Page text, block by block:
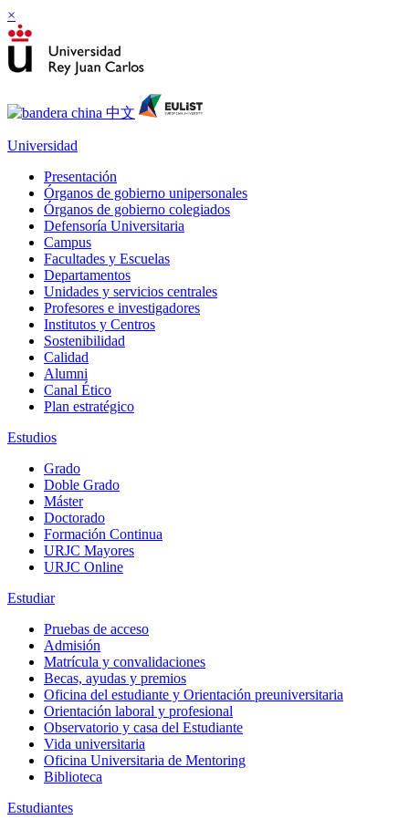
×
Universidad
Presentación
Órganos de gobierno unipersonales
Órganos de gobierno colegiados
Defensoría Universitaria
Campus
Facultades y Escuelas
Departamentos
Unidades y servicios centrales
Profesores e investigadores
Institutos y Centros
Sostenibilidad
Calidad
Alumni
Canal Ético
Plan estratégico
Estudios
Grado
Doble Grado
Máster
Doctorado
Formación Continua
URJC Mayores
URJC Online
Estudiar
Pruebas de acceso
Admisión
Matrícula y convalidaciones
Becas, ayudas y premios
Oficina del estudiante y Orientación preuniversitaria
Orientación laboral y profesional
Observatorio y casa del Estudiante
Vida universitaria
Oficina Universitaria de Mentoring
Biblioteca
Estudiantes